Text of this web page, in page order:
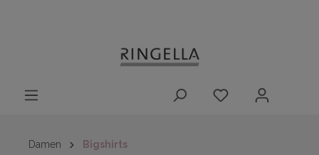
Damen Bigshirts